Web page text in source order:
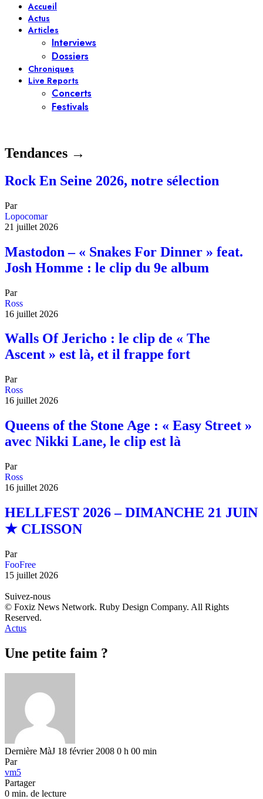
Accueil
Actus
Articles
Interviews
Dossiers
Chroniques
Live Reports
Concerts
Festivals
Tendances →
Rock En Seine 2026, notre sélection
Par
Lopocomar
21 juillet 2026
Mastodon – « Snakes For Dinner » feat.
Josh Homme : le clip du 9e album
Par
Ross
16 juillet 2026
Walls Of Jericho : le clip de « The
Ascent » est là, et il frappe fort
Par
Ross
16 juillet 2026
Queens of the Stone Age : « Easy Street »
avec Nikki Lane, le clip est là
Par
Ross
16 juillet 2026
HELLFEST 2026 – DIMANCHE 21 JUIN
★ CLISSON
Par
FooFree
15 juillet 2026
Suivez-nous
© Foxiz News Network. Ruby Design Company. All Rights
Reserved.
Actus
Une petite faim ?
Dernière MàJ 18 février 2008 0 h 00 min
Par
vm5
Partager
0 min. de lecture